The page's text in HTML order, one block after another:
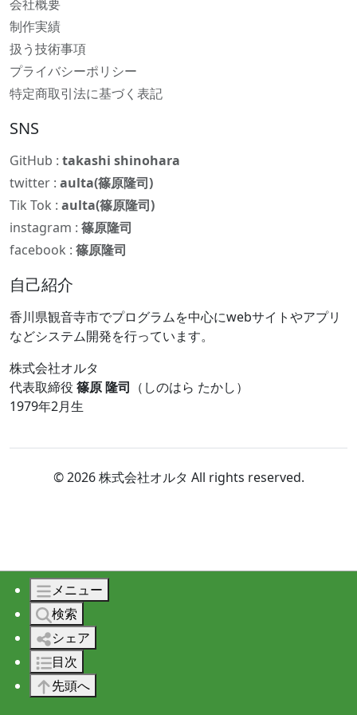
会社概要
制作実績
扱う技術事項
プライバシーポリシー
特定商取引法に基づく表記
SNS
GitHub : takashi shinohara
twitter : aulta(篠原隆司)
Tik Tok : aulta(篠原隆司)
instagram : 篠原隆司
facebook : 篠原隆司
自己紹介
香川県観音寺市でプログラムを中心にwebサイトやアプリ
などシステム開発を行っています。
株式会社オルタ
代表取締役 篠原 隆司 （しのはら たかし）
1979年2月生
© 2026 株式会社オルタ All rights reserved.
メニュー
検索
シェア
目次
先頭へ